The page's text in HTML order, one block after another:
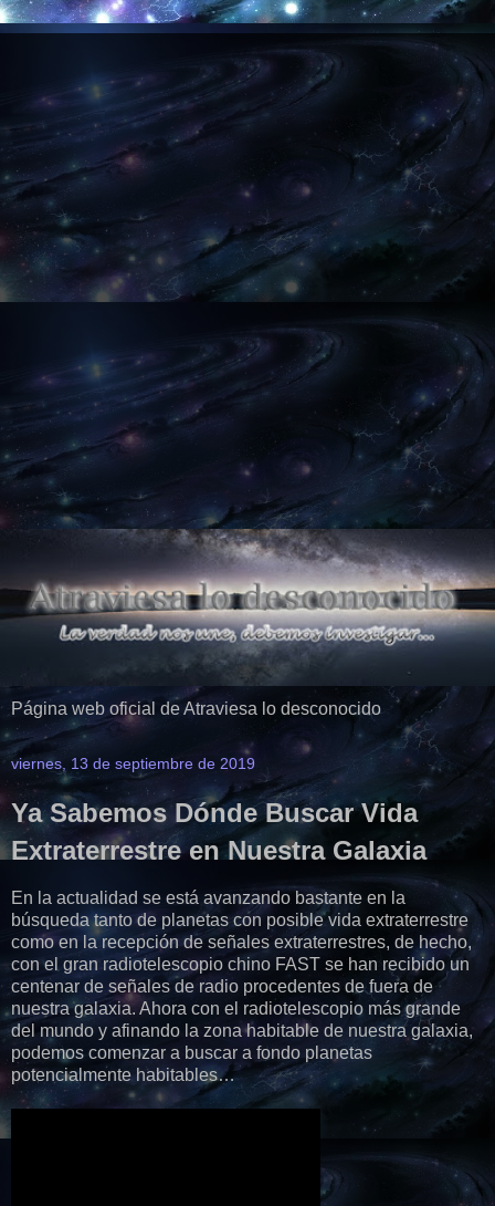
Página web oficial de Atraviesa lo desconocido
viernes, 13 de septiembre de 2019
Ya Sabemos Dónde Buscar Vida
Extraterrestre en Nuestra Galaxia
En la actualidad se está avanzando bastante en la
búsqueda tanto de planetas con posible vida extraterrestre
como en la recepción de señales extraterrestres, de hecho,
con el gran radiotelescopio chino FAST se han recibido un
centenar de señales de radio procedentes de fuera de
nuestra galaxia. Ahora con el radiotelescopio más grande
del mundo y afinando la zona habitable de nuestra galaxia,
podemos comenzar a buscar a fondo planetas
potencialmente habitables…